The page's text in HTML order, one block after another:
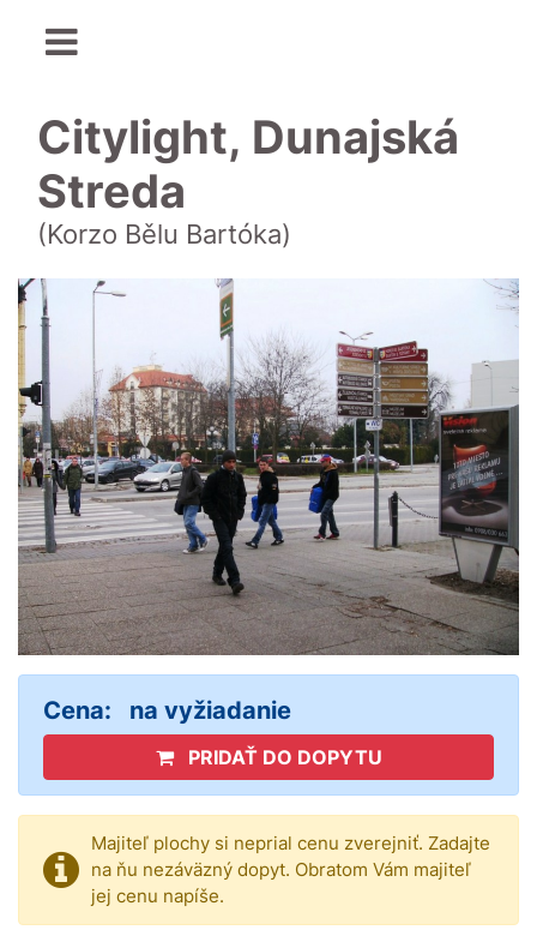
Citylight, Dunajská
Streda
(Korzo Bělu Bartóka)
Cena: na vyžiadanie
PRIDAŤ DO DOPYTU
Majiteľ plochy si neprial cenu zverejniť. Zadajte
na ňu nezáväzný dopyt. Obratom Vám majiteľ
jej cenu napíše.